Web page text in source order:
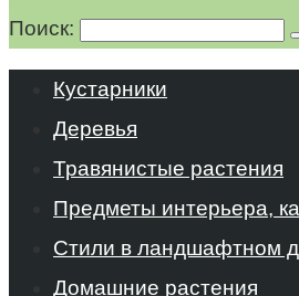
Поиск:
Кустарники
Деревья
Травянистые растения
Предметы интерьера,
Стили в ландшафтном
Домашние растения